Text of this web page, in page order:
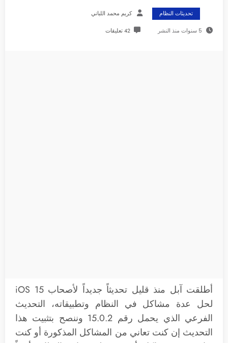
تحديثات النظام كريم محمد اللباني
5 سنوات منذ النشر 42 تعليقات
أطلقت آبل منذ قليل تحديثاً جديداً لأصحاب iOS 15
لحل عدة مشاكل في النظام وتطبيقاته، التحديث
الفرعي الذي يحمل رقم 15.0.2 وننصح بتثبيت هذا
التحديث إن كنت تعاني من المشاكل المذكورة أو كنت